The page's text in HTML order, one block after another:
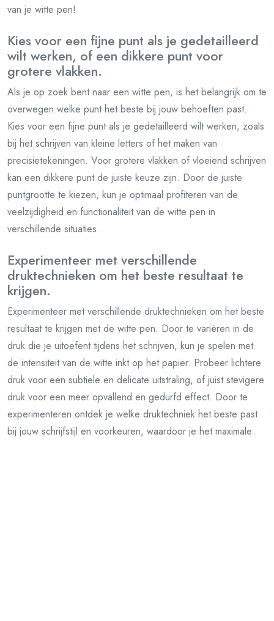
van je witte pen!
Kies voor een fijne punt als je gedetailleerd
wilt werken, of een dikkere punt voor
grotere vlakken.
Als je op zoek bent naar een witte pen, is het belangrijk om te
overwegen welke punt het beste bij jouw behoeften past.
Kies voor een fijne punt als je gedetailleerd wilt werken, zoals
bij het schrijven van kleine letters of het maken van
precisietekeningen. Voor grotere vlakken of vloeiend schrijven
kan een dikkere punt de juiste keuze zijn. Door de juiste
puntgrootte te kiezen, kun je optimaal profiteren van de
veelzijdigheid en functionaliteit van de witte pen in
verschillende situaties.
Experimenteer met verschillende
druktechnieken om het beste resultaat te
krijgen.
Experimenteer met verschillende druktechnieken om het beste
resultaat te krijgen met de witte pen. Door te variëren in de
druk die je uitoefent tijdens het schrijven, kun je spelen met
de intensiteit van de witte inkt op het papier. Probeer lichtere
druk voor een subtiele en delicate uitstraling, of juist stevigere
druk voor een meer opvallend en gedurfd effect. Door te
experimenteren ontdek je welke druktechniek het beste past
bij jouw schrijfstijl en voorkeuren, waardoor je het maximale